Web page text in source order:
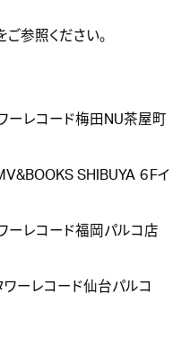
参照ください。
ーレコード梅田NU茶屋町
SHIBUYA ６Fイ
ワーレコード福岡パルコ店
ワーレコード仙台パルコ